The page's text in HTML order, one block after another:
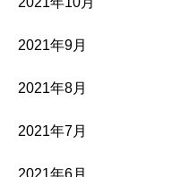
2021年9月
2021年8月
2021年7月
2021年6月